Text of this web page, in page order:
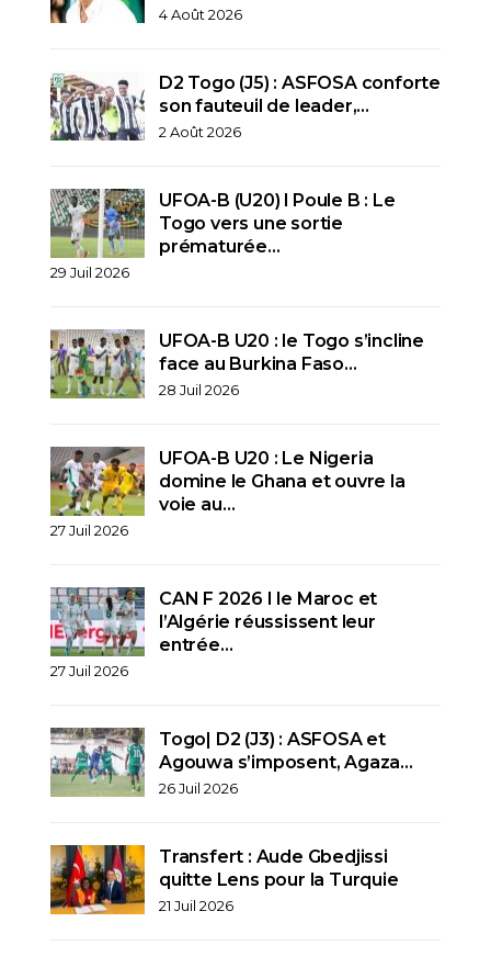
4 Août 2026
D2 Togo (J5) : ASFOSA conforte
son fauteuil de leader,…
2 Août 2026
UFOA-B (U20) l Poule B : Le
Togo vers une sortie
prématurée…
29 Juil 2026
UFOA-B U20 : le Togo s’incline
face au Burkina Faso…
28 Juil 2026
UFOA-B U20 : Le Nigeria
domine le Ghana et ouvre la
voie au…
27 Juil 2026
CAN F 2026 I le Maroc et
l’Algérie réussissent leur
entrée…
27 Juil 2026
Togo| D2 (J3) : ASFOSA et
Agouwa s’imposent, Agaza…
26 Juil 2026
Transfert : Aude Gbedjissi
quitte Lens pour la Turquie
21 Juil 2026